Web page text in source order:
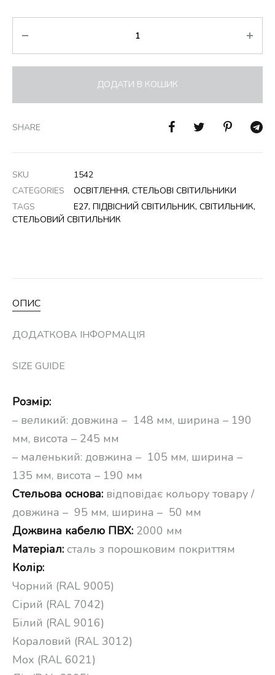
ДОДАТИ В КОШИК
SHARE
SKU
1542
CATEGORIES
ОСВІТЛЕННЯ, СТЕЛЬОВІ СВІТИЛЬНИКИ
TAGS
Е27, ПІДВІСНИЙ СВІТИЛЬНИК, СВІТИЛЬНИК,
СТЕЛЬОВИЙ СВІТИЛЬНИК
ОПИС
ДОДАТКОВА ІНФОРМАЦІЯ
SIZE GUIDE
Розмір:
– великий: довжина – 148 мм, ширина – 190
мм, висота – 245 мм
– маленький: довжина – 105 мм, ширина –
135 мм, висота – 190 мм
Стельова основа: відповідає кольору товару /
довжина – 95 мм, ширина – 50 мм
Дожвина кабелю ПВХ: 2000 мм
Матеріал: сталь з порошковим покриттям
Колір:
Чорний (RAL 9005)
Сірий (RAL 7042)
Білий (RAL 9016)
Кораловий (RAL 3012)
Мох (RAL 6021)